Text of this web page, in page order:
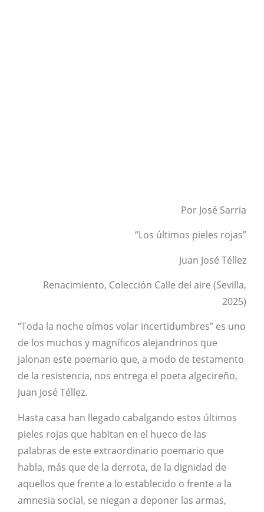
Por José Sarria
“Los últimos pieles rojas”
Juan José Téllez
Renacimiento, Colección Calle del aire (Sevilla,
2025)
“Toda la noche oímos volar incertidumbres” es uno
de los muchos y magníficos alejandrinos que
jalonan este poemario que, a modo de testamento
de la resistencia, nos entrega el poeta algecireño,
Juan José Téllez.
Hasta casa han llegado cabalgando estos últimos
pieles rojas que habitan en el hueco de las
palabras de este extraordinario poemario que
habla, más que de la derrota, de la dignidad de
aquellos que frente a lo establecido o frente a la
amnesia social, se niegan a deponer las armas,